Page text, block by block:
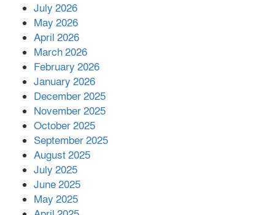
পর ফোন তারেক রহমানের,গ্যাস সঙ্কট
July 2026
May 2026
April 2026
March 2026
February 2026
January 2026
December 2025
November 2025
October 2025
September 2025
August 2025
July 2025
June 2025
May 2025